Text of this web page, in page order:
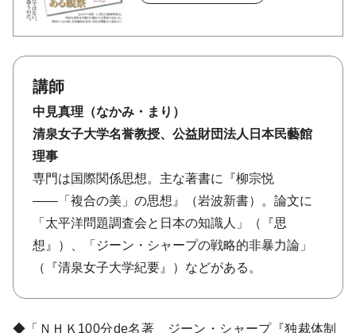
講師
中見真理（なかみ・まり）
清泉女子大学名誉教授、公益財団法人日本民藝館
理事
専門は国際関係思想。主な著書に『柳宗悦
――「複合の美」の思想』（岩波新書）。論文に
「太平洋問題調査会と日本の知識人」（『思
想』）、「ジーン・シャープの戦略的非暴力論」
（『清泉女子大学紀要』）などがある。
◆「ＮＨＫ100分de名著 ジーン・シャープ『独裁体制